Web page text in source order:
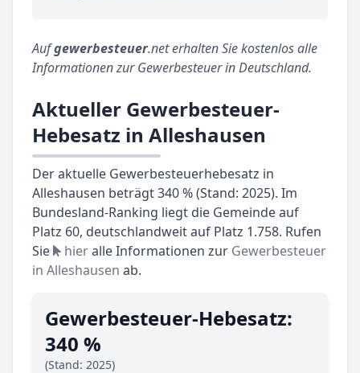
Aufgewerbesteuer.net erhalten Sie kostenlos alle
Informationen zur Gewerbesteuer in Deutschland.
Aktueller Gewerbesteuer-
Hebesatz in Alleshausen
Der aktuelle Gewerbesteuerhebesatz in
Alleshausen beträgt 340 % (Stand: 2025). Im
Bundesland-Ranking liegt die Gemeinde auf
Platz 60, deutschlandweit auf Platz 1.758. Rufen
Sie
hieralle Informationen zur Gewerbesteuer
in Alleshausen ab.
Gewerbesteuer-Hebesatz:
340 %
(Stand: 2025)